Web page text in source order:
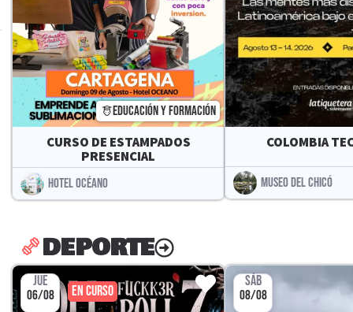
CURSO DE ESTAMPADOS
PRESENCIAL
HOTEL OCÉANO
EDUCACIÓN Y FORMACIÓN
COLOMBIA
MUSEO DEL CHICÓ
DEPORTE
JUE
06/08 EN CURSO
SÁB
08/08